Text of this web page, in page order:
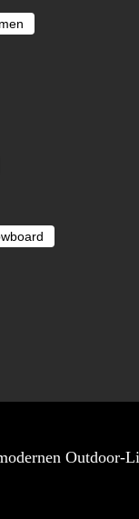
Outdoor-